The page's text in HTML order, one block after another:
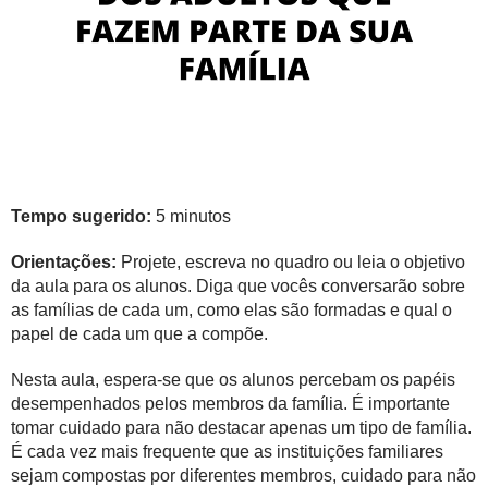
Tempo sugerido: 5 minutos
Orientações: Projete, escreva no quadro ou leia o objetivo
da aula para os alunos. Diga que vocês conversarão sobre
as famílias de cada um, como elas são formadas e qual o
papel de cada um que a compõe.
Nesta aula, espera-se que os alunos percebam os papéis
desempenhados pelos membros da família. É importante
tomar cuidado para não destacar apenas um tipo de família.
É cada vez mais frequente que as instituições familiares
sejam compostas por diferentes membros, cuidado para não